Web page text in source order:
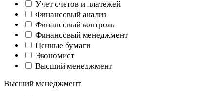
Учет счетов и платежей
Финансовый анализ
Финансовый контроль
Финансовый менеджмент
Ценные бумаги
Экономист
Высший менеджмент
Высший менеджмент